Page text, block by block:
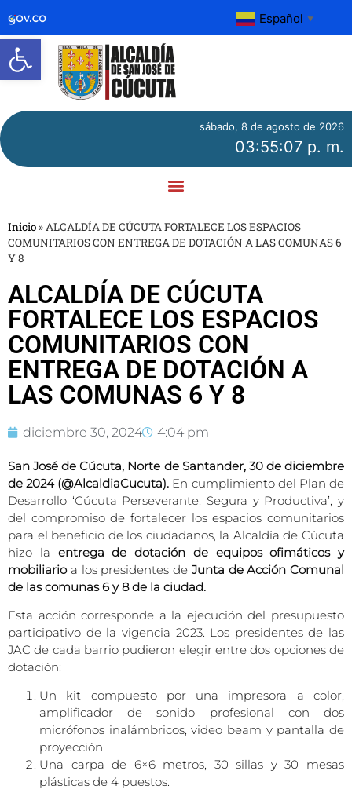
Abrir barra de herramientas
Español ▼
sábado, 8 de agosto de 2026
03:55:08 p. m.
Inicio » ALCALDÍA DE CÚCUTA FORTALECE LOS ESPACIOS
COMUNITARIOS CON ENTREGA DE DOTACIÓN A LAS COMUNAS 6
Y 8
ALCALDÍA DE CÚCUTA
FORTALECE LOS ESPACIOS
COMUNITARIOS CON
ENTREGA DE DOTACIÓN A
LAS COMUNAS 6 Y 8
diciembre 30, 2024 4:04 pm
San José de Cúcuta, Norte de Santander, 30 de diciembre
de 2024 (@AlcaldiaCucuta). En cumplimiento del Plan de
Desarrollo ‘Cúcuta Perseverante, Segura y Productiva’, y
del compromiso de fortalecer los espacios comunitarios
para el beneficio de los ciudadanos, la Alcaldía de Cúcuta
hizo la entrega de dotación de equipos ofimáticos y
mobiliarioa los presidentes de Junta de Acción Comunal
de las comunas 6 y 8 de la ciudad.
Esta acción corresponde a la ejecución del presupuesto
participativo de la vigencia 2023. Los presidentes de las
JAC de cada barrio pudieron elegir entre dos opciones de
dotación:
Un kit compuesto por una impresora a color,
amplificador de sonido profesional con dos
micrófonos inalámbricos, video beam y pantalla de
proyección.
Una carpa de 6×6 metros, 30 sillas y 30 mesas
plásticas de 4 puestos.